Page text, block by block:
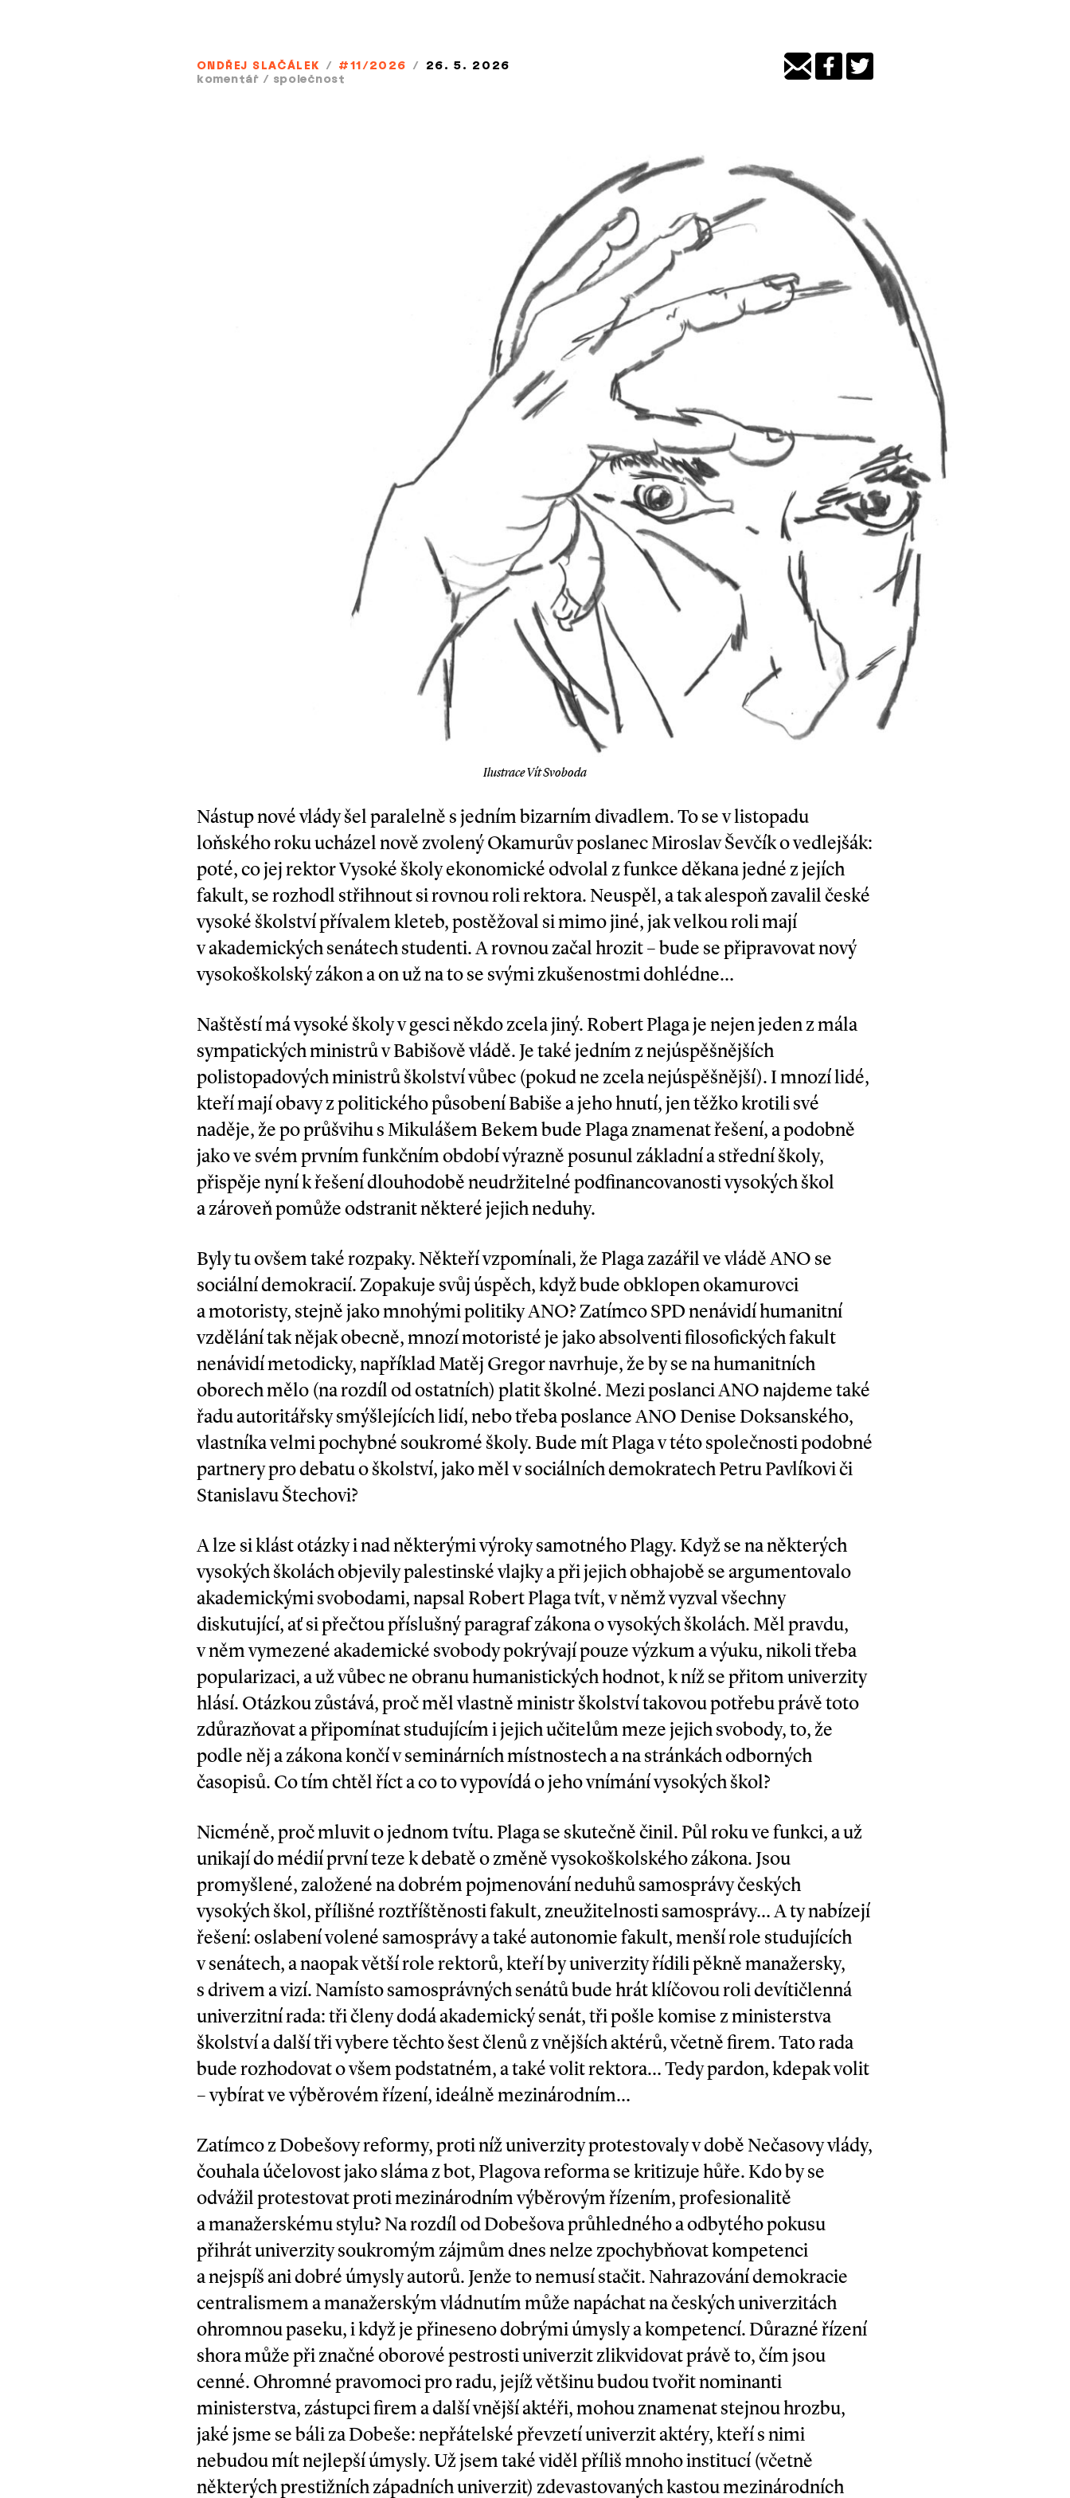
ONDŘEJ SLAČÁLEK / #11/2026 /
26. 5. 2026
komentář / společnost
Ilustrace Vít Svoboda
Nástup nové vlády šel paralelně s jedním bizarním divadlem. To se v listopadu
loňského roku ucházel nově zvolený Okamurův poslanec Miroslav Ševčík o vedlejšák:
poté, co jej rektor Vysoké školy ekonomické odvolal z funkce děkana jedné z jejích
fakult, se rozhodl střihnout si rovnou roli rektora. Ne­uspěl, a tak alespoň zavalil české
vysoké školství přívalem kleteb, postěžoval si mimo jiné, jak velkou roli mají
v akademických senátech studenti. A rovnou začal hrozit – bude se připravovat nový
vysokoškolský zákon a on už na to se svými zkušenostmi dohlédne…
Naštěstí má vysoké školy v gesci někdo zcela jiný. Robert Plaga je nejen jeden z mála
sympatických ministrů v Babišově vládě. Je také jedním z nejúspěšnějších
polistopadových ministrů školství vůbec (pokud ne zcela nej­úspěšnější). I mnozí lidé,
kteří mají obavy z politického působení Babiše a jeho hnutí, jen těžko krotili své
naděje, že po průšvihu s Mikulášem Bekem bude Plaga znamenat řešení, a podobně
jako ve svém prvním funkčním období výrazně posunul základní a střední školy,
přispěje nyní k řešení dlouhodobě neudržitelné podfinancovanosti vysokých škol
a zároveň pomůže odstranit některé jejich neduhy.
Byly tu ovšem také rozpaky. Někteří vzpomínali, že Plaga zazářil ve vládě ANO se
sociál­ní demokracií. Zopakuje svůj úspěch, když bude obklopen okamurovci
a motoristy, stejně jako mnohými politiky ANO? Zatímco SPD nenávidí humanitní
vzdělání tak nějak obecně, mnozí motoristé je jako absolventi filosofických fakult
nenávidí metodicky, například Matěj Gregor navrhuje, že by se na humanitních
oborech mělo (na rozdíl od ostatních) platit školné. Mezi poslanci ANO najdeme také
řadu autoritářsky smýšlejících lidí, nebo třeba poslance ANO Denise Doksanského,
vlastníka velmi pochybné soukromé školy. Bude mít Plaga v této společnosti podobné
partnery pro debatu o školství, jako měl v sociálních demokratech Petru Pavlíkovi či
Stanislavu Štechovi?
A lze si klást otázky i nad některými výroky samotného Plagy. Když se na některých
vysokých školách objevily palestinské vlajky a při jejich obhajobě se argumentovalo
akademickými svobodami, napsal Robert Plaga tvít, v němž vyzval všechny
diskutující, ať si přečtou příslušný paragraf zákona o vysokých školách. Měl pravdu,
v něm vymezené akademické svobody pokrývají pouze výzkum a vý­­uku, nikoli třeba
popularizaci, a už vůbec ne obranu humanistických hodnot, k níž se přitom univerzity
hlásí. Otázkou zůstává, proč měl vlastně ministr školství takovou potřebu právě toto
zdůrazňovat a připomínat studujícím i jejich učitelům meze jejich svobody, to, že
podle něj a zákona končí v seminárních místnostech a na stránkách odborných
časopisů. Co tím chtěl říct a co to vypovídá o jeho vnímání vysokých škol?
Nicméně, proč mluvit o jednom tvítu. Plaga se skutečně činil. Půl roku ve funkci, a už
unikají do médií první teze k debatě o změně vysokoškolského zákona. Jsou
promyšlené, založené na dobrém pojmenování neduhů samosprávy českých
vysokých škol, přílišné roztříštěnosti fakult, zneužitelnosti samosprávy… A ty nabízejí
řešení: oslabení volené samosprávy a také autonomie fakult, menší role studujících
v senátech, a naopak větší role rektorů, kteří by univerzity řídili pěkně manažersky,
s drivem a vizí. Namísto samosprávných senátů bude hrát klíčovou roli devítičlenná
univerzitní rada: tři členy dodá akademický senát, tři pošle komise z ministerstva
školství a další tři vybere těchto šest členů z vnějších aktérů, včetně firem. Tato rada
bude rozhodovat o všem podstatném, a také volit rektora… Tedy pardon, kdepak volit
– vybírat ve výběrovém řízení, ideálně mezinárodním…
Zatímco z Dobešovy reformy, proti níž univerzity protestovaly v době Nečasovy vlády,
čouhala účelovost jako sláma z bot, Plagova reforma se kritizuje hůře. Kdo by se
odvážil protestovat proti mezinárodním výběrovým řízením, profesionalitě
a manažerskému stylu? Na rozdíl od Dobešova průhledného a odbytého pokusu
přihrát univerzity soukromým zájmům dnes nelze zpochybňovat kompetenci
a nejspíš ani dobré úmysly autorů. Jenže to nemusí stačit. Nahrazování demokracie
centralismem a manažerským vládnutím může napáchat na českých univerzitách
ohromnou paseku, i když je přineseno dobrými úmysly a kompetencí. Důrazné řízení
shora může při značné oborové pestrosti univerzit zlikvidovat právě to, čím jsou
cenné. Ohromné pravomoci pro radu, jejíž většinu budou tvořit nominanti
ministerstva, zástupci firem a další vnější aktéři, mohou znamenat stejnou hrozbu,
jaké jsme se báli za Dobeše: nepřátelské převzetí univerzit aktéry, kteří s nimi
nebudou mít nejlepší úmysly. Už jsem také viděl příliš mnoho institucí (včetně
některých prestižních západních univerzit) zdevastovaných kastou mezinárodních